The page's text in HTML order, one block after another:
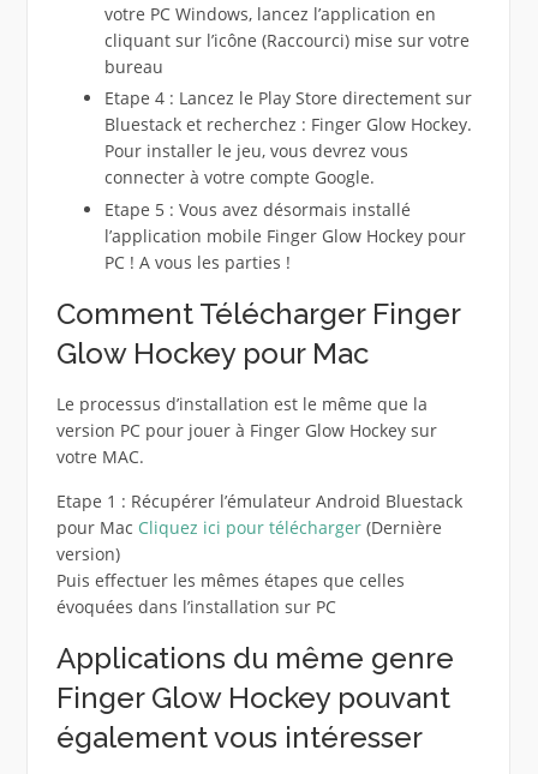
votre PC Windows, lancez l’application en
cliquant sur l’icône (Raccourci) mise sur votre
bureau
Etape 4 : Lancez le Play Store directement sur
Bluestack et recherchez : Finger Glow Hockey.
Pour installer le jeu, vous devrez vous
connecter à votre compte Google.
Etape 5 : Vous avez désormais installé
l’application mobile Finger Glow Hockey pour
PC ! A vous les parties !
Comment Télécharger Finger
Glow Hockey pour Mac
Le processus d’installation est le même que la
version PC pour jouer à Finger Glow Hockey sur
votre MAC.
Etape 1 : Récupérer l’émulateur Android Bluestack
pour Mac Cliquez ici pour télécharger(Dernière
version)
Puis effectuer les mêmes étapes que celles
évoquées dans l’installation sur PC
Applications du même genre
Finger Glow Hockey pouvant
également vous intéresser